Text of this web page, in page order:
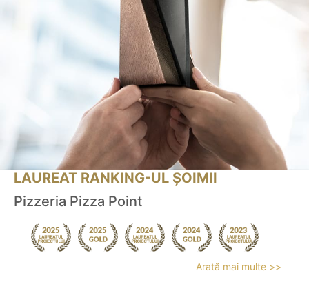
LAUREAT RANKING-UL ȘOIMII
Pizzeria Pizza Point
Arată mai multe >>